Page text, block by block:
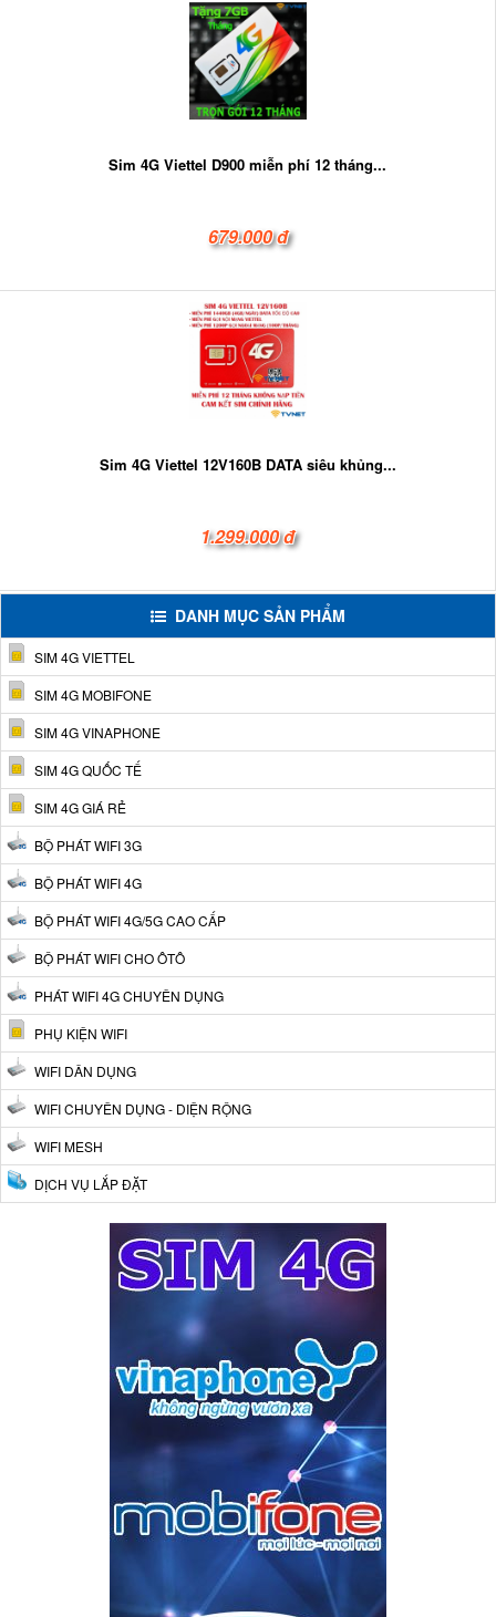
Sim 4G Viettel D900 miễn phí 12 tháng...
679.000 đ
Sim 4G Viettel 12V160B DATA siêu khủng...
1.299.000 đ
DANH MỤC SẢN PHẨM
SIM 4G VIETTEL
SIM 4G MOBIFONE
SIM 4G VINAPHONE
SIM 4G QUỐC TẾ
SIM 4G GIÁ RẺ
BỘ PHÁT WIFI 3G
BỘ PHÁT WIFI 4G
BỘ PHÁT WIFI 4G/5G CAO CẤP
BỘ PHÁT WIFI CHO ÔTÔ
PHÁT WIFI 4G CHUYÊN DỤNG
PHỤ KIỆN WIFI
WIFI DÂN DỤNG
WIFI CHUYÊN DỤNG - DIỆN RỘNG
WIFI MESH
DỊCH VỤ LẮP ĐẶT